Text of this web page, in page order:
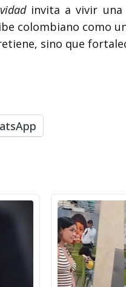
invita a vivir una
colombiano como
sino que